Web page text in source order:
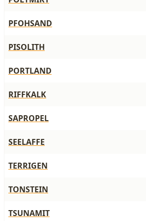
PFOHSAND
PISOLITH
PORTLAND
RIFFKALK
SAPROPEL
SEELAFFE
TERRIGEN
TONSTEIN
TSUNAMIT